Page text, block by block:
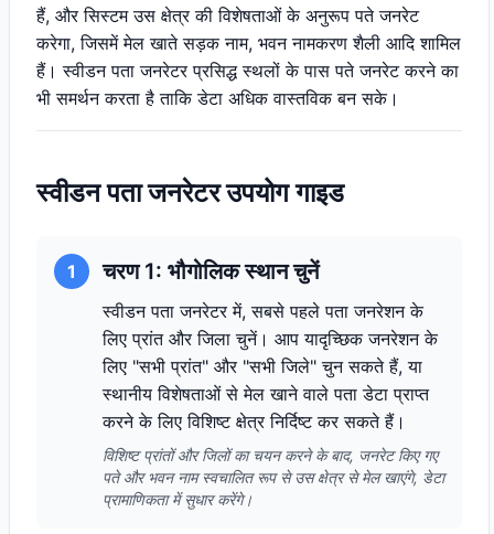
हैं, और सिस्टम उस क्षेत्र की विशेषताओं के अनुरूप पते जनरेट
करेगा, जिसमें मेल खाते सड़क नाम, भवन नामकरण शैली आदि शामिल
हैं। स्वीडन पता जनरेटर प्रसिद्ध स्थलों के पास पते जनरेट करने का
भी समर्थन करता है ताकि डेटा अधिक वास्तविक बन सके।
स्वीडन पता जनरेटर उपयोग गाइड
1 चरण 1: भौगोलिक स्थान चुनें
स्वीडन पता जनरेटर में, सबसे पहले पता जनरेशन के
लिए प्रांत और जिला चुनें। आप यादृच्छिक जनरेशन के
लिए "सभी प्रांत" और "सभी जिले" चुन सकते हैं, या
स्थानीय विशेषताओं से मेल खाने वाले पता डेटा प्राप्त
करने के लिए विशिष्ट क्षेत्र निर्दिष्ट कर सकते हैं।
विशिष्ट प्रांतों और जिलों का चयन करने के बाद, जनरेट किए गए
पते और भवन नाम स्वचालित रूप से उस क्षेत्र से मेल खाएंगे, डेटा
प्रामाणिकता में सुधार करेंगे।